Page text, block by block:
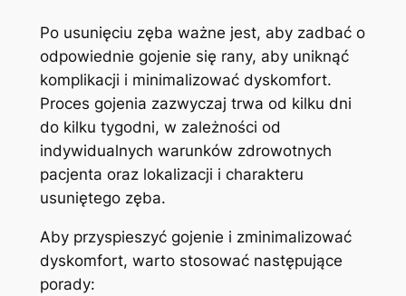
Po usunięciu zęba ważne jest, aby zadbać o
odpowiednie gojenie się rany, aby uniknąć
komplikacji i ⁢minimalizować dyskomfort.
Proces‍ gojenia zazwyczaj trwa od kilku dni‌
do kilku tygodni, w zależności od
indywidualnych warunków zdrowotnych
pacjenta oraz lokalizacji i charakteru
usuniętego zęba.
Aby przyspieszyć gojenie i zminimalizować
dyskomfort, warto stosować następujące
porady: